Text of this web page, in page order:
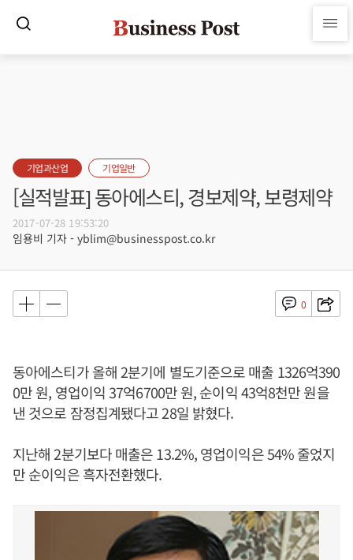
기업과산업 기업일반
[실적발표] 동아에스티, 경보제약, 보령제약
2017-07-28 19:53:20
임용비 기자 - yblim@businesspost.co.kr
0
동아에스티가 올해 2분기에 별도기준으로 매출 1326억390
0만 원, 영업이익 37억6700만 원, 순이익 43억8천만 원을
낸 것으로 잠정집계됐다고 28일 밝혔다.
지난해 2분기보다 매출은 13.2%, 영업이익은 54% 줄었지
만 순이익은 흑자전환했다.